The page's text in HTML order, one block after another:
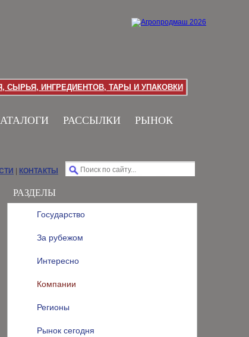
СЫРЬЯ, ИНГРЕДИЕНТОВ, ТАРЫ И УПАКОВКИ
РАССЫЛКИ РЫНОК
РАЗДЕЛЫ
Государство
За рубежом
Интересно
Компании
Регионы
Рынок сегодня
КОНТАКТЫ